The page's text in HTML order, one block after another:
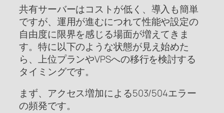
共有サーバーはコストが低く、導入も簡単
ですが、運用が進むにつれて性能や設定の
自由度に限界を感じる場面が増えてきま
す。特に以下のような状態が見え始めた
ら、上位プランやVPSへの移行を検討する
タイミングです。
まず、アクセス増加による503/504エラー
の頻発です。